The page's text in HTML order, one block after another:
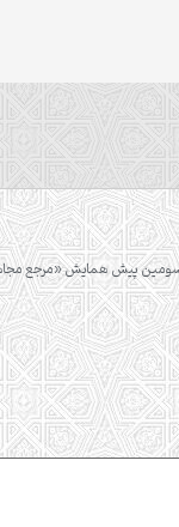
پیش همایش «مرجع